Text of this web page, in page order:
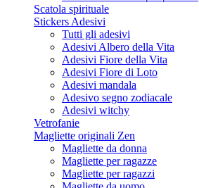
Scatola spirituale
Stickers Adesivi
Tutti gli adesivi
Adesivi Albero della Vita
Adesivi Fiore della Vita
Adesivi Fiore di Loto
Adesivi mandala
Adesivo segno zodiacale
Adesivi witchy
Vetrofanie
Magliette originali Zen
Magliette da donna
Magliette per ragazze
Magliette per ragazzi